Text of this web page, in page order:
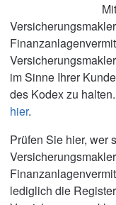
im Sinne Ihrer
des Kodex zu
hier.
Prüfen Sie hier, wer
lediglich die